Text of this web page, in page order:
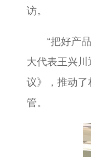
访。
“把好产品
大代表王兴
议》，推动
管。